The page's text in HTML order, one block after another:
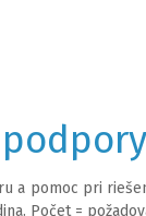
pomoc pri
Počet =